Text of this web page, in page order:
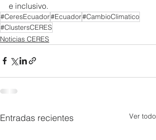
e inclusivo.
#CeresEcuador#Ecuador#CambioClimatico
#ClustersCERES
Noticias CERES
Entradas recientes Ver todo